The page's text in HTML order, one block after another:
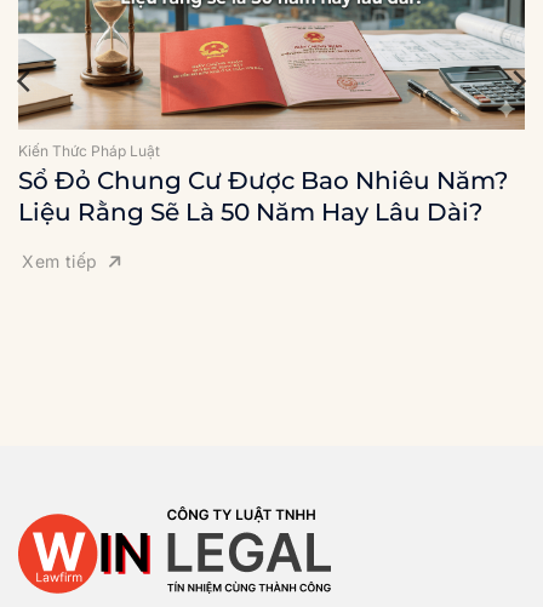
Kiến Thức Pháp Luật
Sổ Đỏ Chung Cư Được Bao Nhiêu Năm?
Liệu Rằng Sẽ Là 50 Năm Hay Lâu Dài?
Xem tiếp